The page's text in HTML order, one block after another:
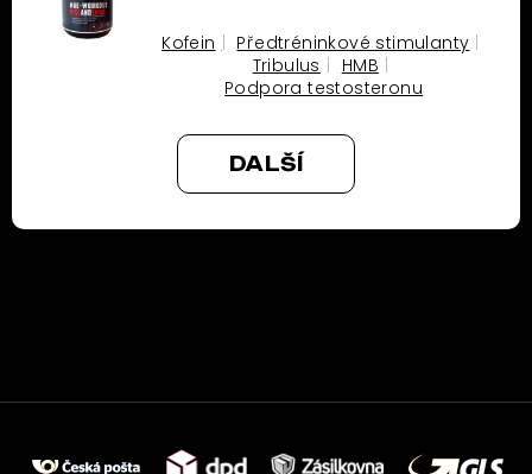
Kofein
Předtréninkové stimulanty
Tribulus
HMB
Podpora testosteronu
DALŠÍ